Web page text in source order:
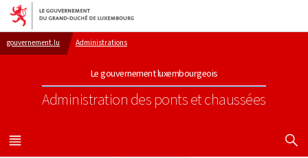
Aller au menu principal
Aller au contenu
gouvernement.lu Administrations
Le gouvernement luxembourgeois
Administration des ponts et chaussées
MENU
PRINCIPAL